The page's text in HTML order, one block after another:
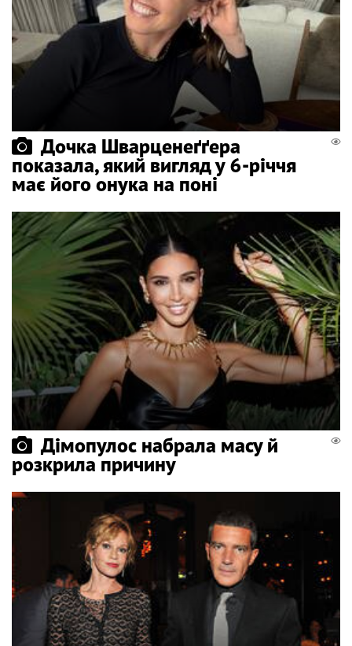
Дочка Шварценеґґера
показала, який вигляд у 6-річчя
має його онука на поні
Дімопулос набрала масу й
розкрила причину